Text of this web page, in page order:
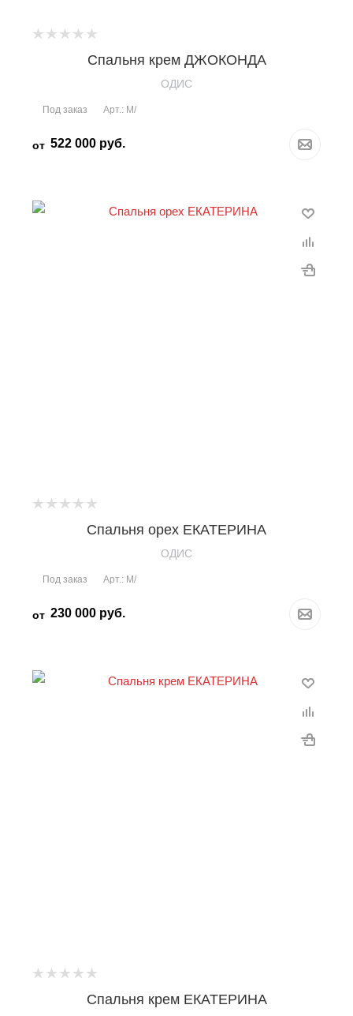
Спальня крем ДЖОКОНДА
OДИС
Под заказ Арт.: М/
от 522 000 руб.
Спальня орех ЕКАТЕРИНА
OДИС
Под заказ Арт.: М/
от 230 000 руб.
Спальня крем ЕКАТЕРИНА